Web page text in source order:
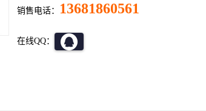
销售电话： 13681860561
在线QQ：